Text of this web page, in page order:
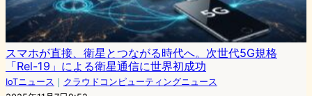
スマホが直接、衛星とつながる時代へ。次世代5G規格
「Rel-19」による衛星通信に世界初成功
IoTニュース ｜ クラウドコンピューティングニュース